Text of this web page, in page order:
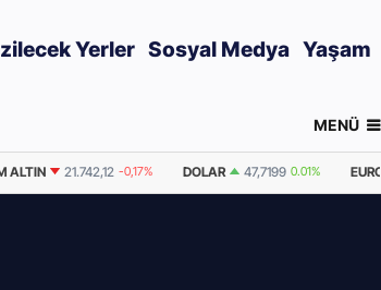
Yerler Sosyal Medya Yaşam
MENÜ
ALTIN 21.742,12 -0,17% DOLAR 47,7199 0.01% EURO